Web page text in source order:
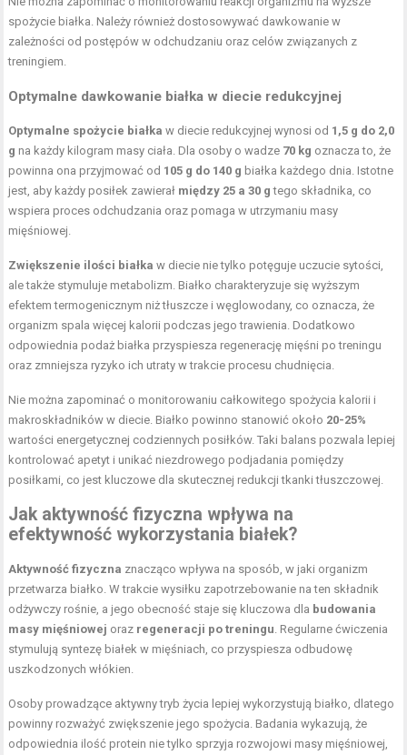
spożycie białka. Należy również dostosowywać dawkowanie w
zależności od postępów w odchudzaniu oraz celów związanych z
treningiem.
Optymalne dawkowanie białka w diecie redukcyjnej
Optymalne spożycie białka w diecie redukcyjnej wynosi od 1,5 g do 2,0
g na każdy kilogram masy ciała. Dla osoby o wadze 70 kg oznacza to, że
powinna ona przyjmować od 105 g do 140 g białka każdego dnia. Istotne
jest, aby każdy posiłek zawierał między 25 a 30 g tego składnika, co
wspiera proces odchudzania oraz pomaga w utrzymaniu masy
mięśniowej.
Zwiększenie ilości białka w diecie nie tylko potęguje uczucie sytości,
ale także stymuluje metabolizm. Białko charakteryzuje się wyższym
efektem termogenicznym niż tłuszcze i węglowodany, co oznacza, że
organizm spala więcej kalorii podczas jego trawienia. Dodatkowo
odpowiednia podaż białka przyspiesza regenerację mięśni po treningu
oraz zmniejsza ryzyko ich utraty w trakcie procesu chudnięcia.
Nie można zapominać o monitorowaniu całkowitego spożycia kalorii i
makroskładników w diecie. Białko powinno stanowić około 20-25%
wartości energetycznej codziennych posiłków. Taki balans pozwala lepiej
kontrolować apetyt i unikać niezdrowego podjadania pomiędzy
posiłkami, co jest kluczowe dla skutecznej redukcji tkanki tłuszczowej.
Jak aktywność fizyczna wpływa na
efektywność wykorzystania białek?
Aktywność fizyczna znacząco wpływa na sposób, w jaki organizm
przetwarza białko. W trakcie wysiłku zapotrzebowanie na ten składnik
odżywczy rośnie, a jego obecność staje się kluczowa dla budowania
masy mięśniowej oraz regeneracji po treningu . Regularne ćwiczenia
stymulują syntezę białek w mięśniach, co przyspiesza odbudowę
uszkodzonych włókien.
Osoby prowadzące aktywny tryb życia lepiej wykorzystują białko, dlatego
powinny rozważyć zwiększenie jego spożycia. Badania wykazują, że
odpowiednia ilość protein nie tylko sprzyja rozwojowi masy mięśniowej,